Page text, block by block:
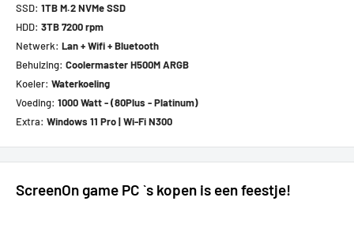
SSD: 1TB M.2 NVMe SSD
HDD: 3TB 7200 rpm
Netwerk: Lan + Wifi + Bluetooth
Behuizing: Coolermaster H500M ARGB
Koeler: Waterkoeling
Voeding: 1000 Watt - (80Plus - Platinum)
Extra: Windows 11 Pro | Wi-Fi N300
ScreenOn game PC `s kopen is een feestje!